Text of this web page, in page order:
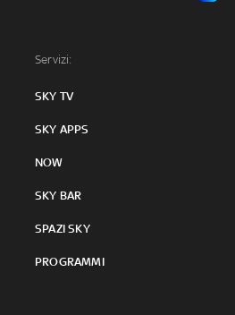
Servizi:
SKY TV
SKY APPS
NOW
SKY BAR
SPAZI SKY
PROGRAMMI